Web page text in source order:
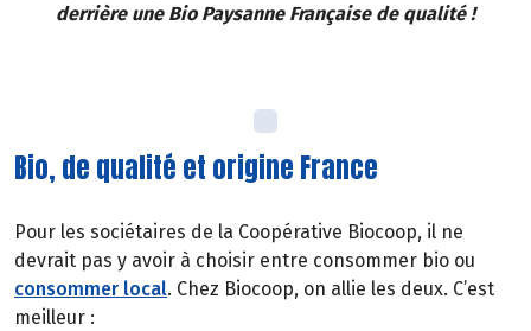
derrière une Bio Paysanne Française de qualité !
Bio, de qualité et origine France
Pour les sociétaires de la Coopérative Biocoop, il ne
devrait pas y avoir à choisir entre consommer bio ou
consommer local. Chez Biocoop, on allie les deux. C’est
meilleur :